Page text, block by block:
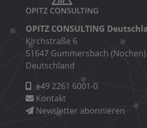
OPITZ CONSULTING
Kirchstraße 6
51647 Gummersbach (Nochen)
Deutschland
+49 2261 6001-0
Kontakt
Newsletter abonnieren